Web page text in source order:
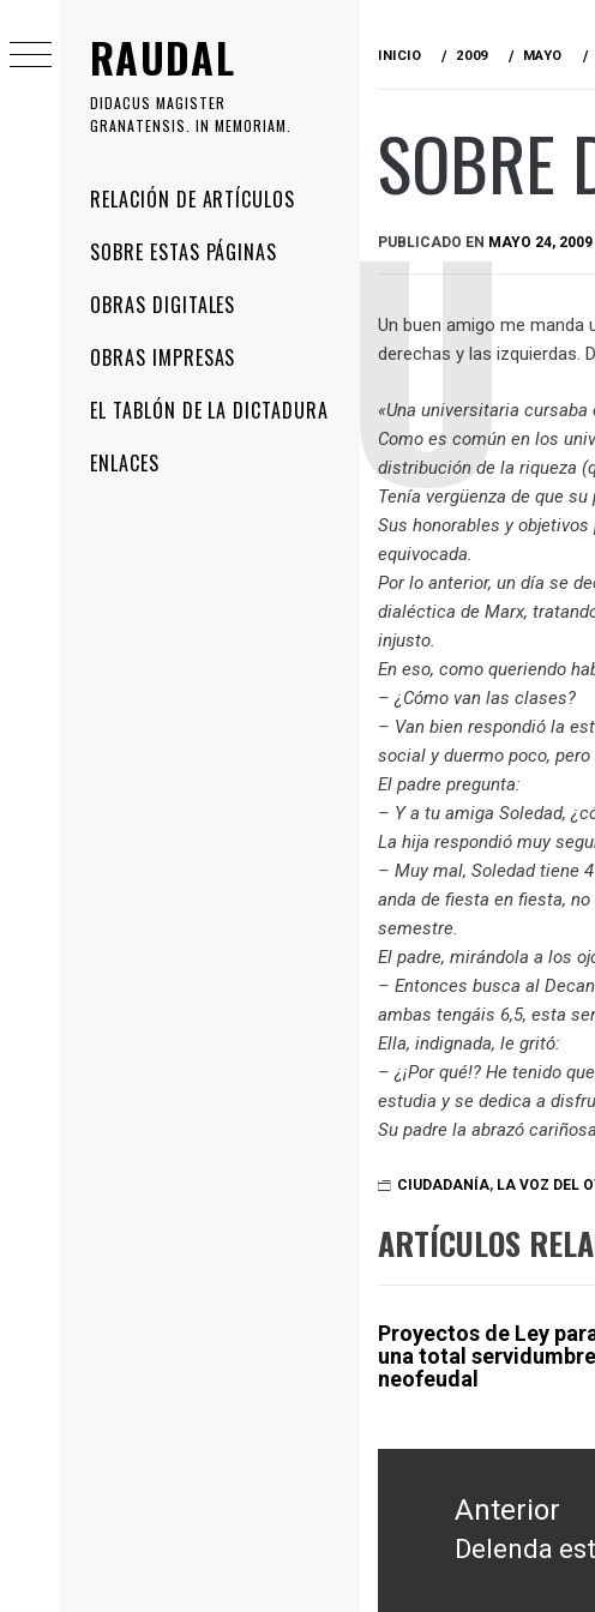
RAUDAL
DIDACUS MAGISTER
GRANATENSIS. IN MEMORIAM.
Menú
principal
RELACIÓN DE ARTÍCULOS
SOBRE ESTAS PÁGINAS
OBRAS DIGITALES
OBRAS IMPRESAS
EL TABLÓN DE LA DICTADURA
ENLACES
al
contenido
INICIO 2009 MAYO
SOBRE
PUBLICADO EN MAYO 24, 2009
Un buen amigo me manda
derechas y las izquierdas.
«Una universitaria
Como es común en los
distribución de la riqueza
Tenía vergüenza de que
Sus honorables y
equivocada.
Por lo anterior, un día se
dialéctica de Marx,
injusto.
En eso, como queriendo
– ¿Cómo van las clases?
– Van bien respondió la
social y duermo poco, pero
El padre pregunta:
– Y a tu amiga Soledad,
La hija respondió muy
– Muy mal, Soledad tiene
anda de fiesta en fiesta,
semestre.
El padre, mirándola a los
– Entonces busca al
ambas tengáis 6,5, esta
Ella, indignada, le gritó:
– ¿¡Por qué!? He tenido
estudia y se dedica a
Su padre la abrazó
CIUDADANÍA, LA VOZ DEL
ARTÍCULOS
Proyectos de Ley
una total servidumbre
neofeudal
Navegación
entradas
Anterior
Entrada
Delenda